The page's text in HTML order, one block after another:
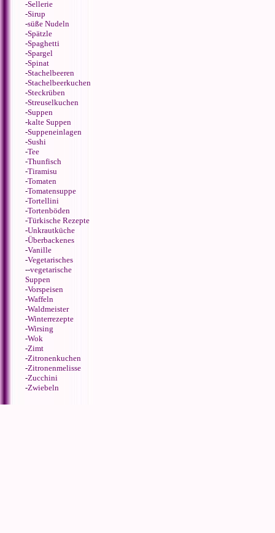
-Sellerie
-Sirup
-süße Nudeln
-Spätzle
-Spaghetti
-Spargel
-Spinat
-Stachelbeeren
-Stachelbeerkuchen
-Steckrüben
-Streuselkuchen
-Suppen
-kalte Suppen
-Suppeneinlagen
-Sushi
-Tee
-Thunfisch
-Tiramisu
-Tomaten
-Tomatensuppe
-Tortellini
-Tortenböden
-Türkische Rezepte
-Unkrautküche
-Überbackenes
-Vanille
-Vegetarisches
--vegetarische
Suppen
-Vorspeisen
-Waffeln
-Waldmeister
-Winterrezepte
-Wirsing
-Wok
-Zimt
-Zitronenkuchen
-Zitronenmelisse
-Zucchini
-Zwiebeln